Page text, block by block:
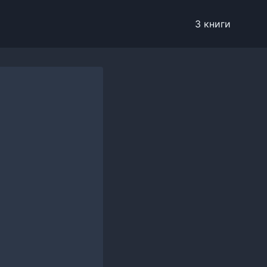
3 книги